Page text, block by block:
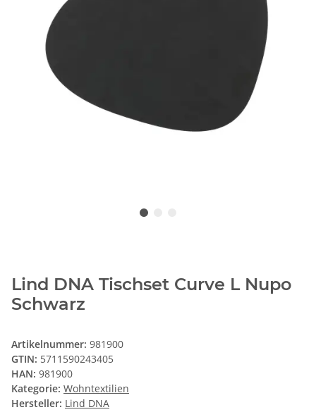
Lind DNA Tischset Curve L Nupo
Schwarz
Artikelnummer: 981900
GTIN: 5711590243405
HAN: 981900
Kategorie: Wohntextilien
Hersteller: Lind DNA